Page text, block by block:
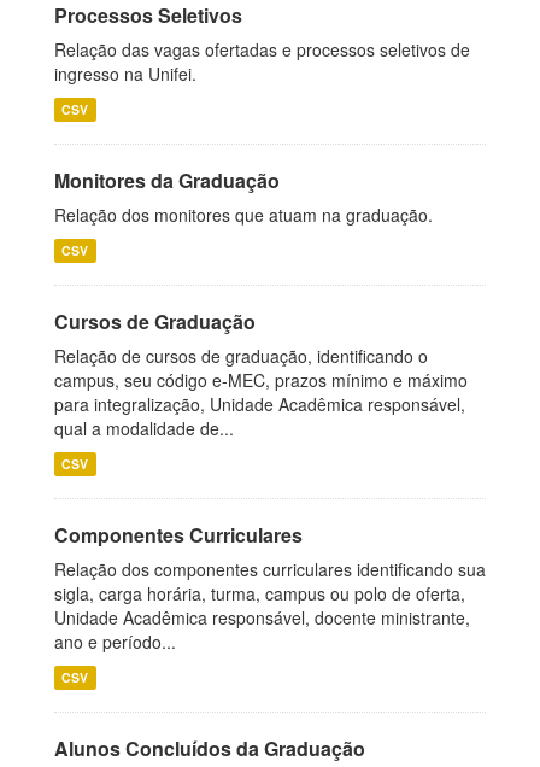
Processos Seletivos
Relação das vagas ofertadas e processos seletivos de
ingresso na Unifei.
CSV
Monitores da Graduação
Relação dos monitores que atuam na graduação.
CSV
Cursos de Graduação
Relação de cursos de graduação, identificando o
campus, seu código e-MEC, prazos mínimo e máximo
para integralização, Unidade Acadêmica responsável,
qual a modalidade de...
CSV
Componentes Curriculares
Relação dos componentes curriculares identificando sua
sigla, carga horária, turma, campus ou polo de oferta,
Unidade Acadêmica responsável, docente ministrante,
ano e período...
CSV
Alunos Concluídos da Graduação